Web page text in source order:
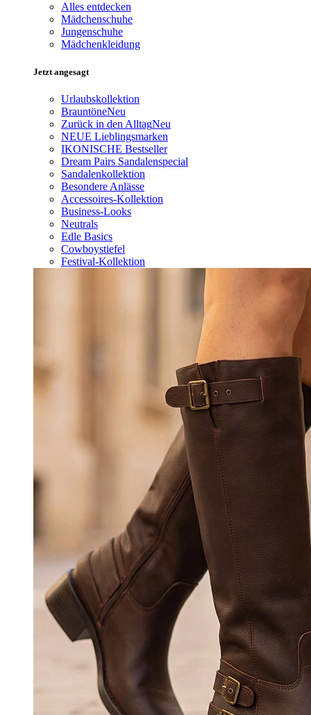
Alles entdecken
Mädchenschuhe
Jungenschuhe
Mädchenkleidung
Jetzt angesagt
Urlaubskollektion
BrauntöneNeu
Zurück in den AlltagNeu
NEUE Lieblingsmarken
IKONISCHE Bestseller
Dream Pairs Sandalenspecial
Sandalenkollektion
Besondere Anlässe
Accessoires-Kollektion
Business-Looks
Neutrals
Edle Basics
Cowboystiefel
Festival-Kollektion